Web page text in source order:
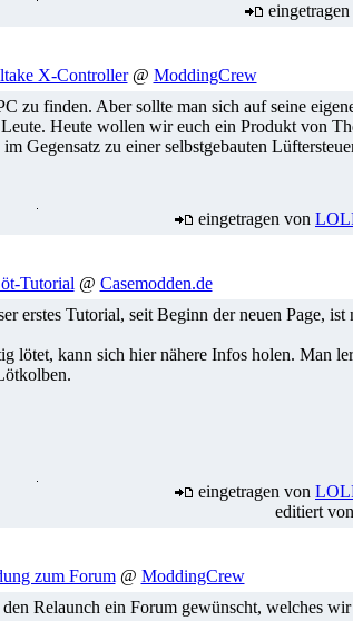
X-Controller@ ModdingCrew
zu finden. Aber sollte man sich auf seine
Heute wollen wir euch ein Produkt von
Gegensatz zu einer selbstgebauten
eingetragen von
Tutorial @ Casemodden.de
erstes Tutorial, seit Beginn der neuen Page, ist
lötet, kann sich hier nähere Infos holen. Man
eingetragen von
editiert von
zum Forum@ ModdingCrew
Relaunch ein Forum gewünscht, welches